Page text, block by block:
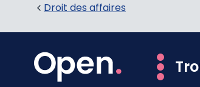
Droit des affaires